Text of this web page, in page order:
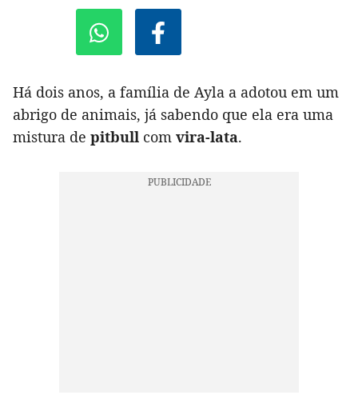
Há dois anos, a família de Ayla a adotou em um
abrigo de animais, já sabendo que ela era uma
mistura de pitbull com vira-lata.